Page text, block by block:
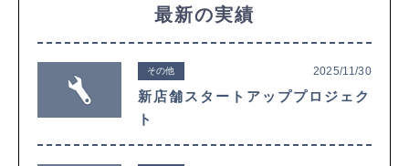
最新の実績
その他 2025/11/30
新店舗スタートアッププロジェク
ト